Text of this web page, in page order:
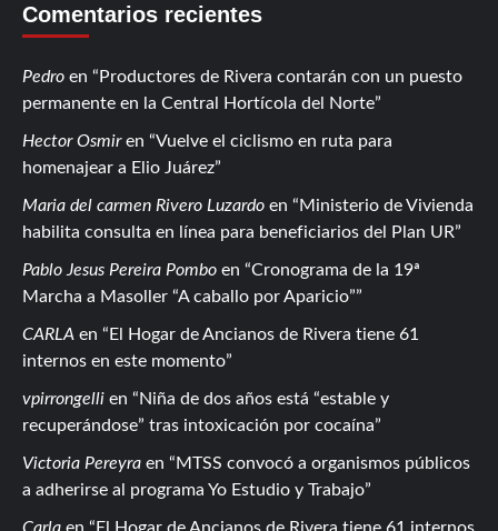
Comentarios recientes
Pedro en
Productores de Rivera contarán con un puesto
permanente en la Central Hortícola del Norte
Hector Osmiren
Vuelve el ciclismo en ruta para
homenajear a Elio Juárez
Maria del carmen Rivero Luzardo en
Ministerio de Vivienda
habilita consulta en línea para beneficiarios del Plan UR
Pablo Jesus Pereira Pombo en
Cronograma de la 19ª
Marcha a Masoller “A caballo por Aparicio”
CARLA en
El Hogar de Ancianos de Rivera tiene 61
internos en este momento
vpirrongelli en
Niña de dos años está “estable y
recuperándose” tras intoxicación por cocaína
Victoria Pereyra en
MTSS convocó a organismos públicos
a adherirse al programa Yo Estudio y Trabajo
Carla en El Hogar de Ancianos de Rivera tiene 61 internos